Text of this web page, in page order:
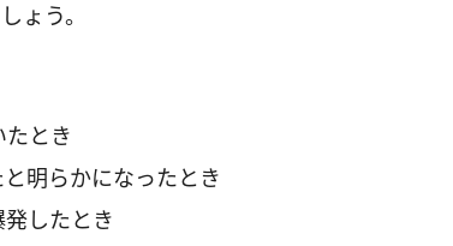
ょう。
とき
明らかになったとき
したとき